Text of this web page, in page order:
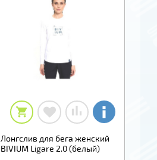
Лонгслив для бега женский
BIVIUM Ligare 2.0 (белый)